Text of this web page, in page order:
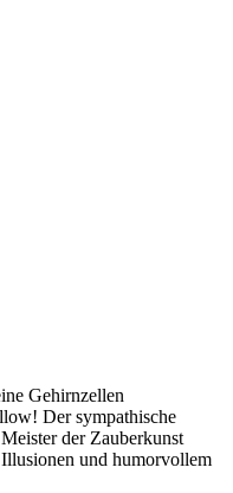
Gehirnzellen
Der sympathische
der Zauberkunst
und humorvollem